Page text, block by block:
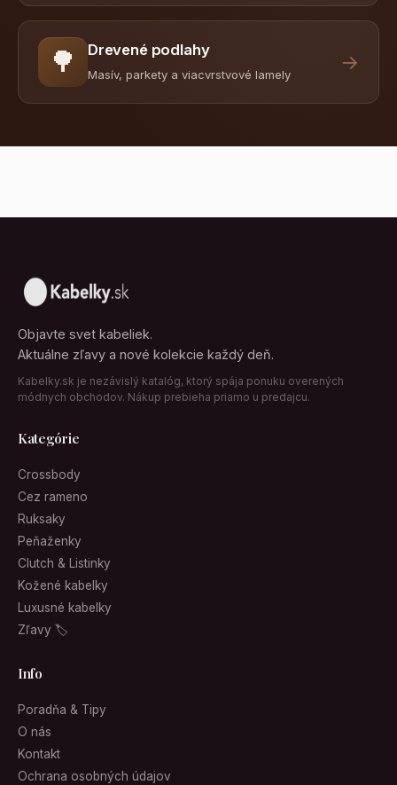
🌳 Drevené podlahy
Masív, parkety a viacvrstvové lamely
→
Objavte svet kabeliek.
Aktuálne zľavy a nové kolekcie každý deň.
Kabelky.sk je nezávislý katalóg, ktorý spája ponuku overených
módnych obchodov. Nákup prebieha priamo u predajcu.
Kategórie
Crossbody
Cez rameno
Ruksaky
Peňaženky
Clutch & Listinky
Kožené kabelky
Luxusné kabelky
Zľavy 🏷
Info
Poradňa & Tipy
O nás
Kontakt
Ochrana osobných údajov